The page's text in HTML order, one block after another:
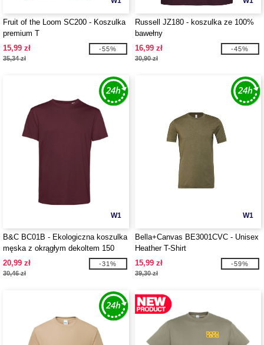
Fruit of the Loom SC200 - Koszulka
premium T
15,99 zł
35,34 zł
-55%
Russell JZ180 - koszulka ze 100%
bawełny
16,99 zł
30,90 zł
-45%
W1
B&C BC01B - Ekologiczna koszulka
męska z okrągłym dekoltem 150
20,99 zł
30,46 zł
-31%
W1
Bella+Canvas BE3001CVC - Unisex
Heather T-Shirt
15,99 zł
39,30 zł
-59%